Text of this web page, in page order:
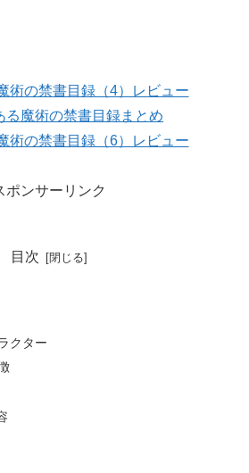
の禁書目録（4）レビュー
魔術の禁書目録まとめ
の禁書目録（6）レビュー
ポンサーリンク
目次
クター